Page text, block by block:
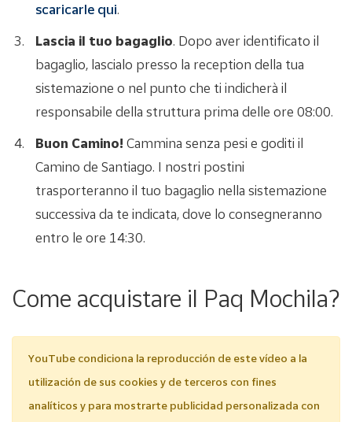
scaricarle qui.
Lascia il tuo bagaglio. Dopo aver identificato il
bagaglio, lascialo presso la reception della tua
sistemazione o nel punto che ti indicherà il
responsabile della struttura prima delle ore 08:00.
Buon Camino! Cammina senza pesi e goditi il
Camino de Santiago. I nostri postini
trasporteranno il tuo bagaglio nella sistemazione
successiva da te indicata, dove lo consegneranno
entro le ore 14:30.
Come acquistare il Paq Mochila?
YouTube condiciona la reproducción de este vídeo a la
utilización de sus cookies y de terceros con fines
analíticos y para mostrarte publicidad personalizada con